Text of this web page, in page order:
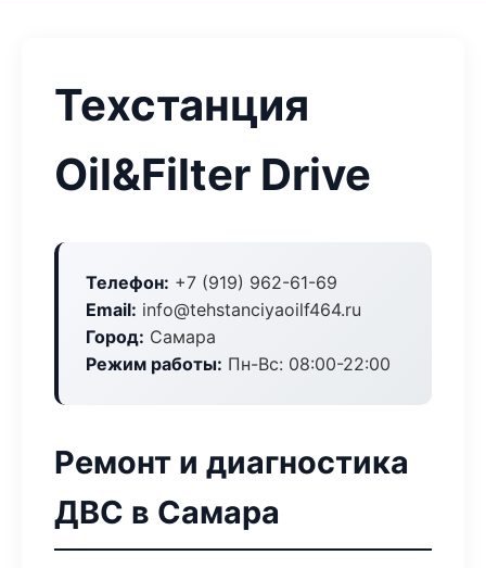
Техстанция
Oil&Filter Drive
Телефон: +7 (919) 962-61-69
Email: info@tehstanciyaoilf464.ru
Город: Самара
Режим работы: Пн-Вс: 08:00-22:00
Ремонт и диагностика
ДВС в Самара